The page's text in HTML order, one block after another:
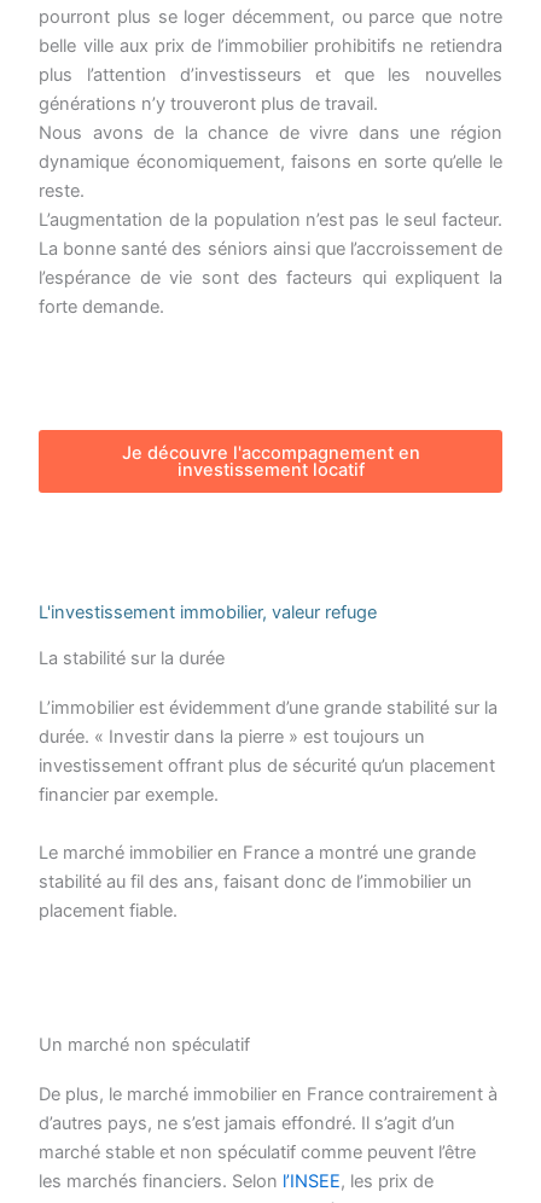
pourront plus se loger décemment, ou parce que notre
belle ville aux prix de l’immobilier prohibitifs ne retiendra
plus l’attention d’investisseurs et que les nouvelles
générations n’y trouveront plus de travail.
Nous avons de la chance de vivre dans une région
dynamique économiquement, faisons en sorte qu’elle le
reste.
L’augmentation de la population n’est pas le seul facteur.
La bonne santé des séniors ainsi que l’accroissement de
l’espérance de vie sont des facteurs qui expliquent la
forte demande.
Je découvre l'accompagnement en
investissement locatif
L'investissement immobilier, valeur refuge
La stabilité sur la durée
L’immobilier est évidemment d’une grande stabilité sur la
durée. « Investir dans la pierre » est toujours un
investissement offrant plus de sécurité qu’un placement
financier par exemple.
Le marché immobilier en France a montré une grande
stabilité au fil des ans, faisant donc de l’immobilier un
placement fiable.
Un marché non spéculatif
De plus, le marché immobilier en France contrairement à
d’autres pays, ne s’est jamais effondré. Il s’agit d’un
marché stable et non spéculatif comme peuvent l’être
les marchés financiers. Selon l’INSEE, les prix de